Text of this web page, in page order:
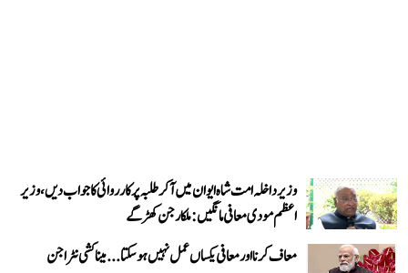
وزیر داخلہ امت شاہ ایوان میں آ کر طلبہ پر کارروائی کا جواب دیں، وزیر
اعظم مودی معافی مانگیں: ملکارجن کھڑگے
معاف کرنا اور معافی یکساں عمل نہیں ہو سکتا... میناکشی نٹراجن